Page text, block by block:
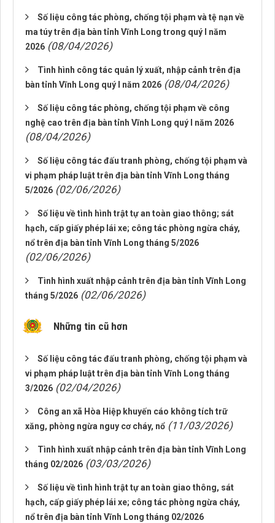
Số liệu công tác phòng, chống tội phạm và tệ nạn về
ma túy trên địa bàn tỉnh Vĩnh Long trong quý I năm
2026 (08/04/2026)
Tình hình công tác quản lý xuất, nhập cảnh trên địa
bàn tỉnh Vĩnh Long quý I năm 2026 (08/04/2026)
Số liệu công tác phòng, chống tội phạm về công
nghệ cao trên địa bàn tỉnh Vĩnh Long quý I năm 2026
(08/04/2026)
Số liệu công tác đấu tranh phòng, chống tội phạm và
vi phạm pháp luật trên địa bàn tỉnh Vĩnh Long tháng
5/2026 (02/06/2026)
Số liệu về tình hình trật tự an toàn giao thông; sát
hạch, cấp giấy phép lái xe; công tác phòng ngừa cháy,
nổ trên địa bàn tỉnh Vĩnh Long tháng 5/2026
(02/06/2026)
Tình hình xuất nhập cảnh trên địa bàn tỉnh Vĩnh Long
tháng 5/2026 (02/06/2026)
Những tin cũ hơn
Số liệu công tác đấu tranh phòng, chống tội phạm và
vi phạm pháp luật trên địa bàn tỉnh Vĩnh Long tháng
3/2026 (02/04/2026)
Công an xã Hòa Hiệp khuyến cáo không tích trữ
xăng, phòng ngừa nguy cơ cháy, nổ (11/03/2026)
Tình hình xuất nhập cảnh trên địa bàn tỉnh Vĩnh Long
tháng 02/2026 (03/03/2026)
Số liệu về tình hình trật tự an toàn giao thông, sát
hạch, cấp giấy phép lái xe; công tác phòng ngừa cháy,
nổ trên địa bàn tỉnh Vĩnh Long tháng 02/2026